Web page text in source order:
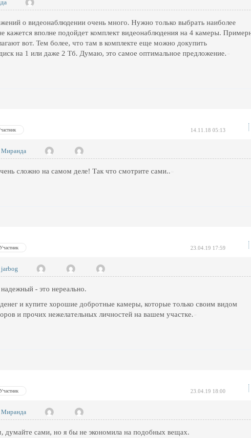
о видеонаблюдении очень много. Нужно только выбрать наиболее
кажется вполне подойдет комплект видеонаблюдения на 4 камеры.
вот. Тем более, что там в комплекте еще можно докупить
на 1 или даже 2 Тб. Думаю, это самое оптимальное предложение.
14.11.18 05:13
Миранда
сложно на самом деле! Так что смотрите сами..
Участник 23.04.19 17:59
jarbog
- это нереально.
и купите хорошие добротные камеры, которые только своим видом
и прочих нежелательных личностей на вашем участке.
Участник 23.04.19 18:00
Миранда
думайте сами, но я бы не экономила на подобных вещах.